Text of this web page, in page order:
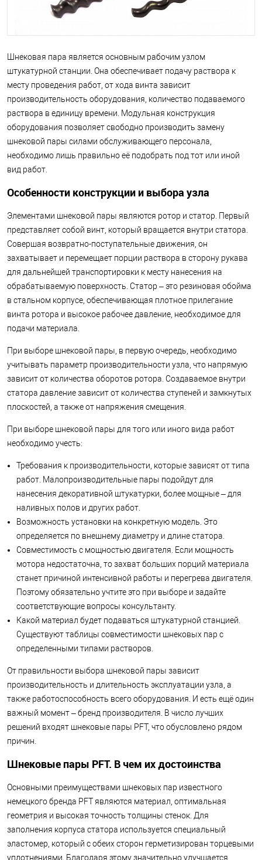
Шнековая пара является основным рабочим узлом
штукатурной станции. Она обеспечивает подачу раствора к
месту проведения работ, от хода винта зависит
производительность оборудования, количество подаваемого
раствора в единицу времени. Модульная конструкция
оборудования позволяет свободно производить замену
шнековой пары силами обслуживающего персонала,
необходимо лишь правильно её подобрать под тот или иной
вид работ.
Особенности конструкции и выбора узла
Элементами шнековой пары являются ротор и статор. Первый
представляет собой винт, который вращается внутри статора.
Совершая возвратно-поступательные движения, он
захватывает и перемещает порции раствора в сторону рукава
для дальнейшей транспортировки к месту нанесения на
обрабатываемую поверхность. Статор – это резиновая обойма
в стальном корпусе, обеспечивающая плотное прилегание
винта ротора и высокое рабочее давление, необходимое для
подачи материала.
При выборе шнековой пары, в первую очередь, необходимо
учитывать параметр производительности узла, что напрямую
зависит от количества оборотов ротора. Создаваемое внутри
статора давление зависит от количества ступеней и замкнутых
плоскостей, а также от напряжения смещения.
При выборе шнековой пары для того или иного вида работ
необходимо учесть:
Требования к производительности, которые зависят от типа
работ. Малопроизводительные пары подойдут для
нанесения декоративной штукатурки, более мощные – для
наливных полов и других работ.
Возможность установки на конкретную модель. Это
определяется по внешнему диаметру и длине статора.
Совместимость с мощностью двигателя. Если мощность
мотора недостаточна, то захват больших порций материала
станет причиной интенсивной работы и перегрева двигателя.
Поэтому обязательно учтите это при выборе и задайте
соответствующие вопросы консультанту.
Какой материал будет подаваться штукатурной станцией.
Существуют таблицы совместимости шнековых пар с
определенными типами растворов.
От правильности выбора шнековой пары зависит
производительность и длительность эксплуатации узла, а
также работоспособность всего оборудования. И есть ещё один
важный момент – бренд производителя. В число лучших
решений входят шнековые пары PFT, что обусловлено рядом
причин.
Шнековые пары PFT. В чем их достоинства
Основными преимуществами шнековых пар известного
немецкого бренда PFT являются материал, оптимальная
геометрия и высокая точность толщины стенок. Для
заполнения корпуса статора используется специальный
эластомер, который с обеих сторон герметизирован торцевыми
уплотнениями. Благодаря этому значительно улучшается